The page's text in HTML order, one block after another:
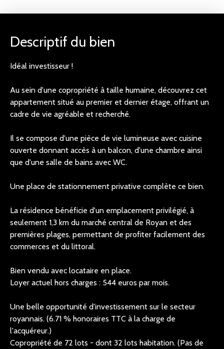
Descriptif du bien
Idéal investisseur !
Au sein d'une copropriété à taille humaine, découvrez cet
appartement situé au premier et dernier étage, offrant un
cadre de vie agréable et recherché.
Il se compose d'une pièce de vie lumineuse avec cuisine
ouverte donnant accès à un balcon, d'une chambre ainsi
que d'une salle de bains avec WC.
Une place de stationnement privative complète ce bien.
La résidence bénéficie d'un emplacement privilégié, à
seulement 1,3 km du marché central de Royan et des
premières plages, permettant de profiter facilement des
commerces et du littoral.
Bien vendu avec locataire en place.
Loyer actuel hors charges : 544 euros par mois.
Une belle opportunité d'investissement sur le secteur
royannais. (6.71 % honoraires TTC à la charge de
l'acquéreur.)
Copropriété de 72 lots - dont 32 lots habitation. (Pas de